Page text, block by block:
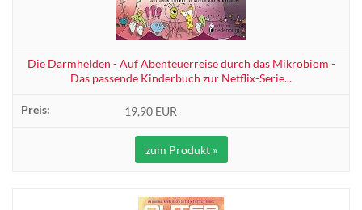
Die Darmhelden - Auf Abenteuerreise durch das Mikrobiom -
Das passende Kinderbuch zur Netflix-Serie...
19,90 EUR
zum Produkt »